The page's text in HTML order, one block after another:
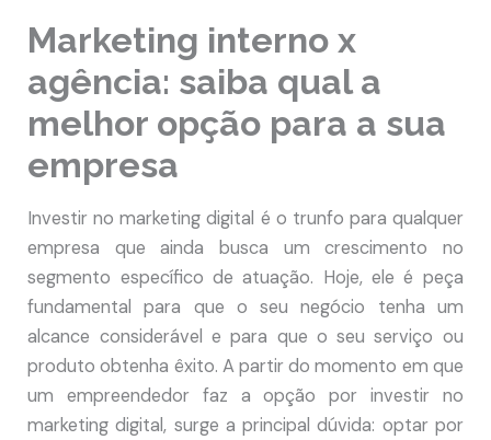
Marketing interno x
agência: saiba qual a
melhor opção para a sua
empresa
Investir no marketing digital é o trunfo para qualquer
empresa que ainda busca um crescimento no
segmento específico de atuação. Hoje, ele é peça
fundamental para que o seu negócio tenha um
alcance considerável e para que o seu serviço ou
produto obtenha êxito. A partir do momento em que
um empreendedor faz a opção por investir no
marketing digital, surge a principal dúvida: optar por